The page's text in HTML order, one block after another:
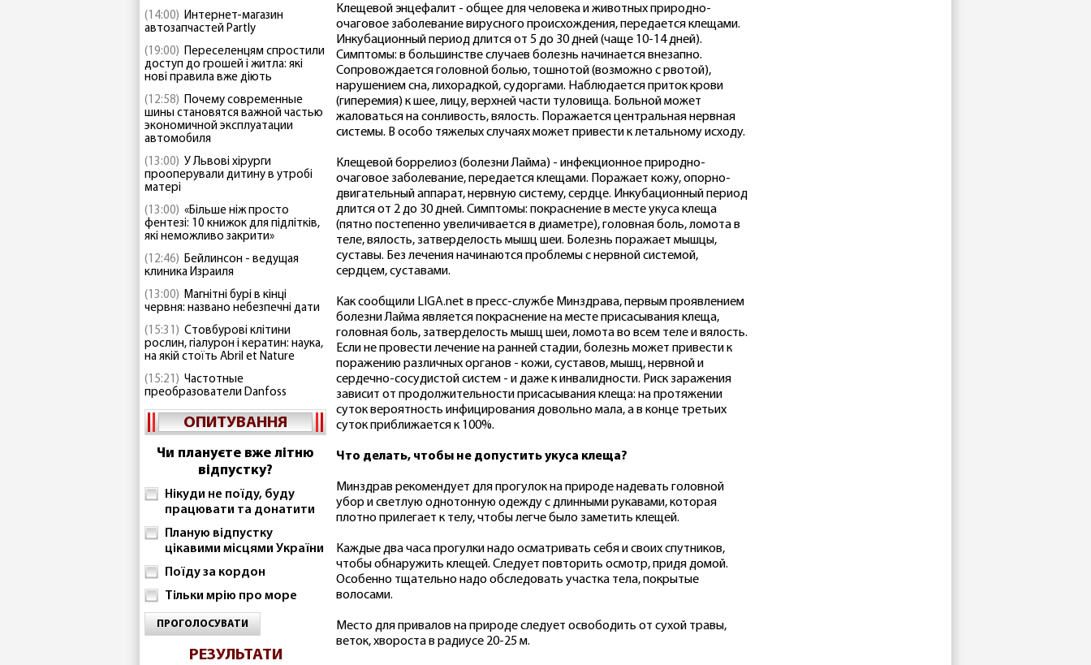
(14:00) Интернет-магазин
автозапчастей Partly
(19:00) Переселенцям спростили
доступ до грошей і житла: які
нові правила вже діють
(12:58) Почему современные
шины становятся важной частью
экономичной эксплуатации
автомобиля
(13:00) У Львові хірурги
прооперували дитину в утробі
матері
(13:00) «Більше ніж просто
фентезі: 10 книжок для підлітків,
які неможливо закрити»
(12:46) Бейлинсон - ведущая
клиника Израиля
(13:00) Магнітні бурі в кінці
червня: названо небезпечні дати
(15:31) Стовбурові клітини
рослин, гіалурон і кератин: наука,
на якій стоїть Abril et Nature
(15:21) Частотные
преобразователи Danfoss
ОПИТУВАННЯ
Чи плануєте вже літню
відпустку?
Нікуди не поїду, буду
працювати та донатити
Планую відпустку
цікавими місцями України
Поїду за кордон
Тільки мрію про море
ПРОГОЛОСУВАТИ
РЕЗУЛЬТАТИ
Клещевой энцефалит - общее для человека и животных природно-
очаговое заболевание вирусного происхождения, передается клещами.
Инкубационный период длится от 5 до 30 дней (чаще 10-14 дней).
Симптомы: в большинстве случаев болезнь начинается внезапно.
Сопровождается головной болью, тошнотой (возможно с рвотой),
нарушением сна, лихорадкой, судоргами. Наблюдается приток крови
(гиперемия) к шее, лицу, верхней части туловища. Больной может
жаловаться на сонливость, вялость. Поражается центральная нервная
системы. В особо тяжелых случаях может привести к летальному исходу.
Клещевой боррелиоз (болезни Лайма) - инфекционное природно-
очаговое заболевание, передается клещами. Поражает кожу, опорно-
двигательный аппарат, нервную систему, сердце. Инкубационный период
длится от 2 до 30 дней. Симптомы: покраснение в месте укуса клеща
(пятно постепенно увеличивается в диаметре), головная боль, ломота в
теле, вялость, затверделость мышц шеи. Болезнь поражает мышцы,
суставы. Без лечения начинаются проблемы с нервной системой,
сердцем, суставами.
Как сообщили LIGA.net в пресс-службе Минздрава, первым проявлением
болезни Лайма является покраснение на месте присасывания клеща,
головная боль, затверделость мышц шеи, ломота во всем теле и вялость.
Если не провести лечение на ранней стадии, болезнь может привести к
поражению различных органов - кожи, суставов, мышц, нервной и
сердечно-сосудистой систем - и даже к инвалидности. Риск заражения
зависит от продолжительности присасывания клеща: на протяжении
суток вероятность инфицирования довольно мала, а в конце третьих
суток приближается к 100%.
Что делать, чтобы не допустить укуса клеща?
Минздрав рекомендует для прогулок на природе надевать головной
убор и светлую однотонную одежду с длинными рукавами, которая
плотно прилегает к телу, чтобы легче было заметить клещей.
Каждые два часа прогулки надо осматривать себя и своих спутников,
чтобы обнаружить клещей. Следует повторить осмотр, придя домой.
Особенно тщательно надо обследовать участка тела, покрытые
волосами.
Место для привалов на природе следует освободить от сухой травы,
веток, хвороста в радиусе 20-25 м.